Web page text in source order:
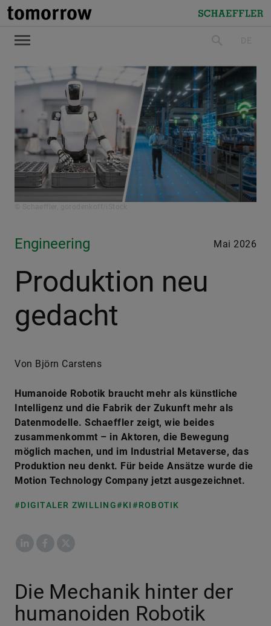
tomorrow
Schaeffler
suchenDE
Engineering Mai 2026
Produktion neu
gedacht
Von Björn Carstens
Humanoide Robotik braucht mehr als künstliche
Intelligenz und die Fabrik der Zukunft mehr als
Datenmodelle. Schaeffler zeigt, wie beides
zusammenkommt – in Aktoren, die Bewegung
möglich machen, und im Industrial Metaverse, das
Produktion neu denkt. Für beide Ansätze wurde die
Motion Technology Company jetzt ausgezeichnet.
#DIGITALER ZWILLING#KI#ROBOTIK
LinkedInFacebook
X
Die Mechanik hinter der
humanoiden Robotik